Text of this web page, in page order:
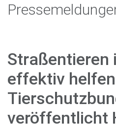
Straßentieren
effektiv
veröffentlicht